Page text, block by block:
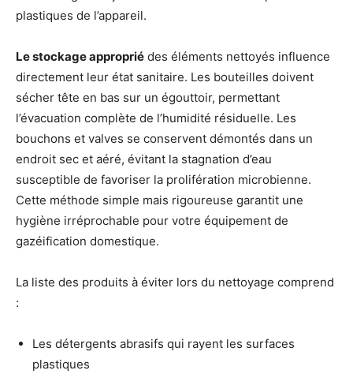
plastiques de l’appareil.
Le stockage approprié des éléments nettoyés influence
directement leur état sanitaire. Les bouteilles doivent
sécher tête en bas sur un égouttoir, permettant
l’évacuation complète de l’humidité résiduelle. Les
bouchons et valves se conservent démontés dans un
endroit sec et aéré, évitant la stagnation d’eau
susceptible de favoriser la prolifération microbienne.
Cette méthode simple mais rigoureuse garantit une
hygiène irréprochable pour votre équipement de
gazéification domestique.
La liste des produits à éviter lors du nettoyage comprend
:
Les détergents abrasifs qui rayent les surfaces
plastiques